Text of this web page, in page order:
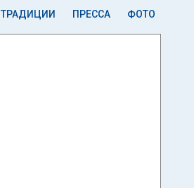
ТРАДИЦИИ ПРЕССА ФОТО